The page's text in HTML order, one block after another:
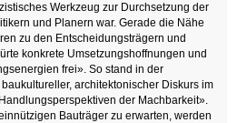
Werkzeug zur Durchsetzung der
und Planern war. Gerade die Nähe
zu den Entscheidungsträgern und
konkrete Umsetzungshoffnungen und
frei». So stand in der
architektonischer Diskurs im
der Machbarkeit».
Bauträger zu erwarten, werden